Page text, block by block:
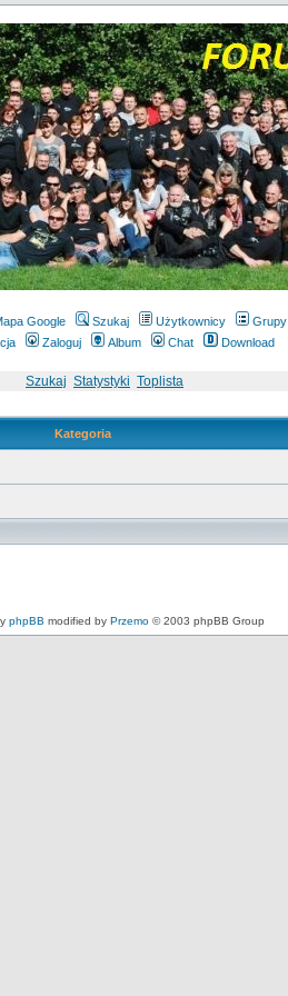
Google Szukaj Użytkownicy
Grupy
Zaloguj Album Chat Download
Szukaj Statystyki Toplista
Kategoria
phpBB modified by Przemo © 2003 phpBB Group